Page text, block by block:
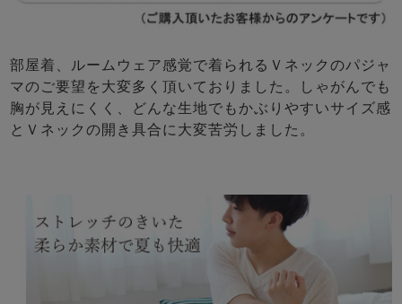
部屋着、ルームウェア感覚で着られるＶネックのパジャ
マのご要望を大変多く頂いておりました。しゃがんでも
胸が見えにくく、どんな生地でもかぶりやすいサイズ感
とＶネックの開き具合に大変苦労しました。